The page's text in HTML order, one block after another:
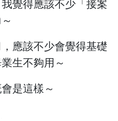
覺得應該不少「接案
應該不少會覺得基礎
生不夠用～
是這樣～